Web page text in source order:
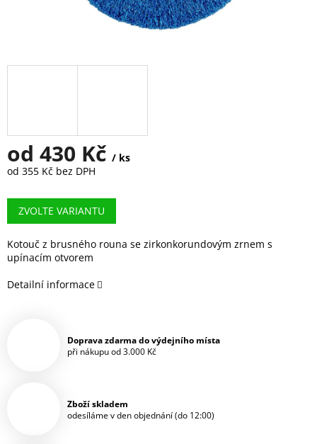
od 430 Kč / ks
od 355 Kč bez DPH
cena:
ZVOLTE VARIANTU
Kotouč z brusného rouna se zirkonkorundovým zrnem s
upínacím otvorem
Detailní informace
Doprava zdarma do výdejního místa
při nákupu od 3.000 Kč
Zboží skladem
odesíláme v den objednání (do 12:00)